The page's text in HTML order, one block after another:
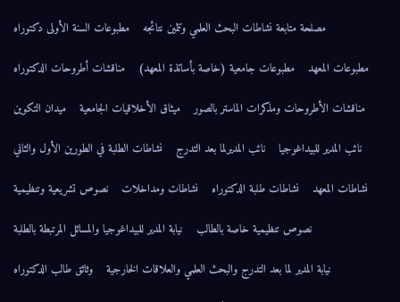
مصلحة متابعة نشاطات البحث العلمي وتثمين نتائجه
مطبوعات السنة الأولى دكتوراه
مطبوعات المعهد
مطبوعات جامعية (خاصة بأساتذة المعهد)
مناقشات أطروحات الدكتوراه
مناقشات الأطروحات ومذكرات الماستر بالصور
ميثاق الأخلاقيات الجامعية
ميدان التكوين
نائب المدير للبيداغوجيا
نائب المديرلما بعد التدرج
نشاطات الطلبة في الطورين الأول والثاني
نشاطات المعهد
نشاطات طلبة الدكتوراه نشاطات ومداخلات
نصوص تشريعية وتنظيمية
نصوص تنظيمية خاصة بالطالب
نيابة المدير للبيداغوجيا والمسائل المرتبطة بالطلبة
نيابة المدير لما بعد التدرج والبحث العلمي والعلاقات الخارجية
وثائق طالب الدكتوراه